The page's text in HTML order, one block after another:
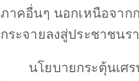
ภาคอื่นๆ นอกเหนือจาก
กระจายลงสู่ประชาชน
นโยบายกระตุ้นเศรษ